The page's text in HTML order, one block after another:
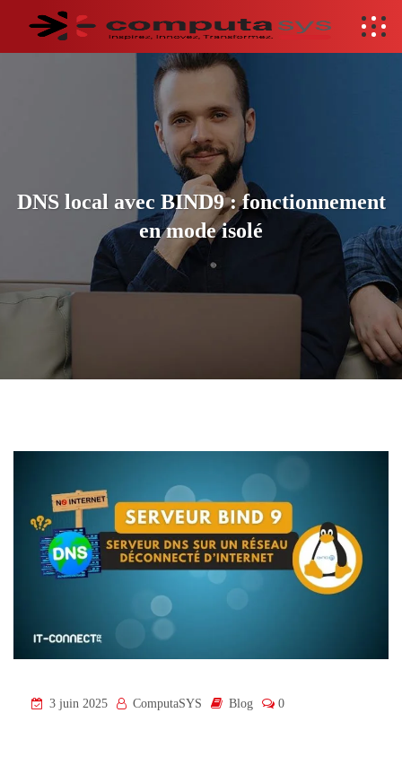
DNS local avec BIND9 : fonctionnement
en mode isolé
3 juin 2025 ComputaSYS Blog 0